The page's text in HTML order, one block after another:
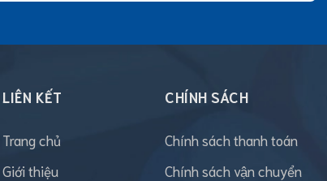
LIÊN KẾT
Trang chủ
Giới thiệu
CHÍNH SÁCH
Chính sách thanh toán
Chính sách vận chuyển